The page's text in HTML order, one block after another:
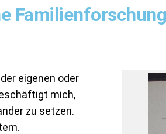
eigenen oder
mich,
zu setzen.